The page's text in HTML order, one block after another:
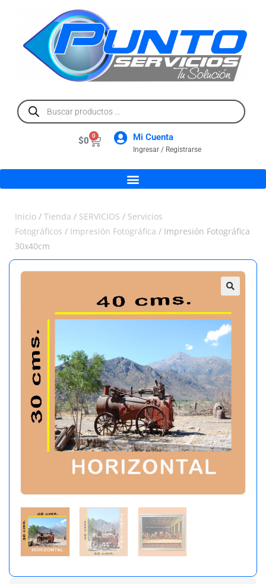
$0 0 Mi Cuenta
Ingresar / Registrarse
Inicio / Tienda / SERVICIOS / Servicios
Fotográficos / Impresión Fotográfica / Impresión Fotográfica
30x40cm